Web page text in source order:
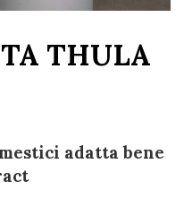
THULA
adatta bene